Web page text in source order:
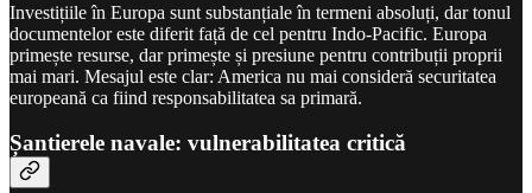
Investițiile în Europa sunt substanțiale în termeni absoluți, dar tonul
documentelor este diferit față de cel pentru Indo-Pacific. Europa
primește resurse, dar primește și presiune pentru contribuții proprii
mai mari. Mesajul este clar: America nu mai consideră securitatea
europeană ca fiind responsabilitatea sa primară.
Șantierele navale: vulnerabilitatea critică